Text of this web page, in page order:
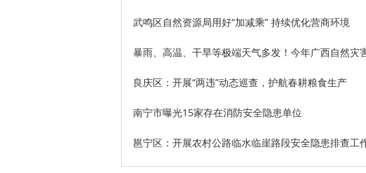
武鸣区自然资源局用好“加减乘” 持续优化营商环境
暴雨、高温、干旱等极端天气多发！今年广西自然灾
良庆区：开展“两违”动态巡查，护航春耕粮食生产
南宁市曝光15家存在消防安全隐患单位
邕宁区：开展农村公路临水临崖路段安全隐患排查工